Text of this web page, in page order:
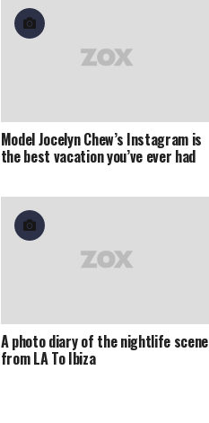
Model Jocelyn Chew’s Instagram is
the best vacation you’ve ever had
A photo diary of the nightlife scene
from LA To Ibiza